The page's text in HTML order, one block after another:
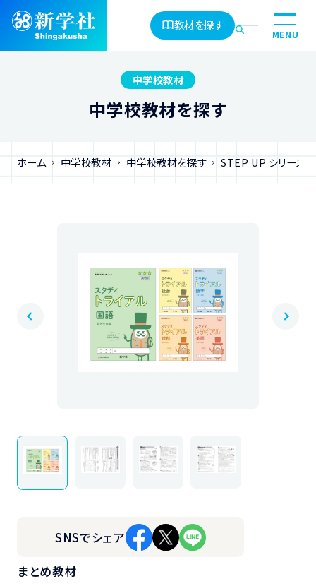
教材を探す
MENU
中学校教材
中学校教材を探す
ホーム 中学校教材 中学校教材を探す STEP UP シリーズ
SNSでシェア
まとめ教材